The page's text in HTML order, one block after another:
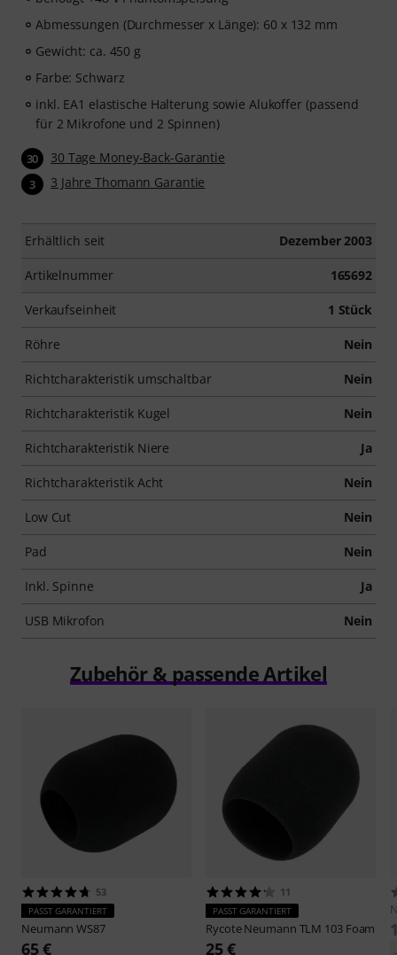
Abmessungen (Durchmesser x Länge): 60 x 132 mm
Gewicht: ca. 450 g
Farbe: Schwarz
inkl. EA1 elastische Halterung sowie Alukoffer (passend
für 2 Mikrofone und 2 Spinnen)
30 30 Tage Money-Back-Garantie
3 3 Jahre Thomann Garantie
Erhältlich seit Dezember 2003
Artikelnummer 165692
Verkaufseinheit 1 Stück
Röhre Nein
Richtcharakteristik umschaltbar Nein
Richtcharakteristik Kugel Nein
Richtcharakteristik Niere Ja
Richtcharakteristik Acht Nein
Low Cut Nein
Pad Nein
Inkl. Spinne Ja
USB Mikrofon Nein
Zubehör & passende Artikel
53
PASST GARANTIERT
NeumannWS87
65 €
11
PASST GARANTIERT
RycoteNeumann TLM 103 Foam
25 €